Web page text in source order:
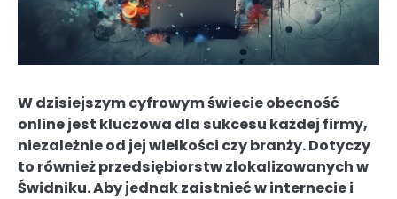
W dzisiejszym cyfrowym świecie obecność
online jest kluczowa dla sukcesu każdej firmy,
niezależnie od jej wielkości czy branży. Dotyczy
to również przedsiębiorstw zlokalizowanych w
Świdniku. Aby jednak zaistnieć w internecie i